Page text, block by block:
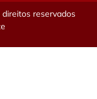
reservados